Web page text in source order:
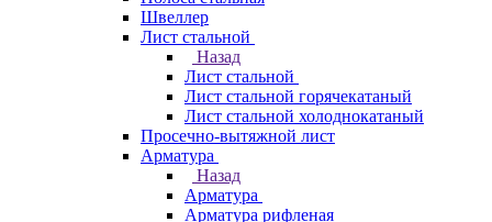
Швеллер
Лист стальной
Назад
Лист стальной
Лист стальной горячекатаный
Лист стальной холоднокатаный
Просечно-вытяжной лист
Арматура
Назад
Арматура
Арматура рифленая